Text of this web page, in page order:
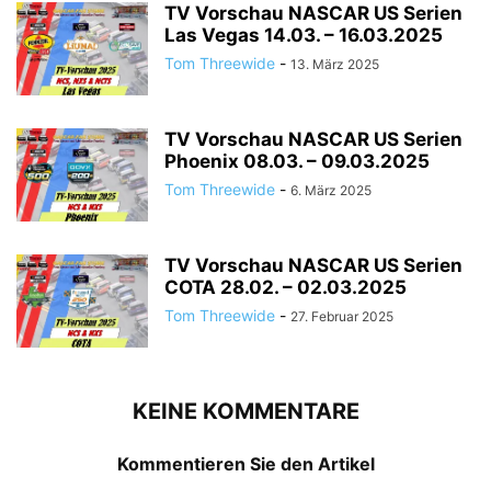
TV Vorschau NASCAR US Serien
Las Vegas 14.03. – 16.03.2025
Tom Threewide - 13. März 2025
TV Vorschau NASCAR US Serien
Phoenix 08.03. – 09.03.2025
Tom Threewide - 6. März 2025
TV Vorschau NASCAR US Serien
COTA 28.02. – 02.03.2025
Tom Threewide - 27. Februar 2025
KEINE KOMMENTARE
Kommentieren Sie den Artikel